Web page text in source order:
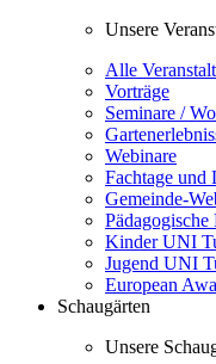
Unsere
Alle
Vorträge
Seminare /
Webinare
Fachtage und
Gemeinde-
Kinder UNI
Jugend UNI
European
Schaugärten
Unsere